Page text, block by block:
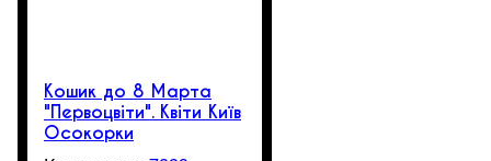
Кошик до 8 Марта
"Первоцвіти". Квіти Київ
Осокорки